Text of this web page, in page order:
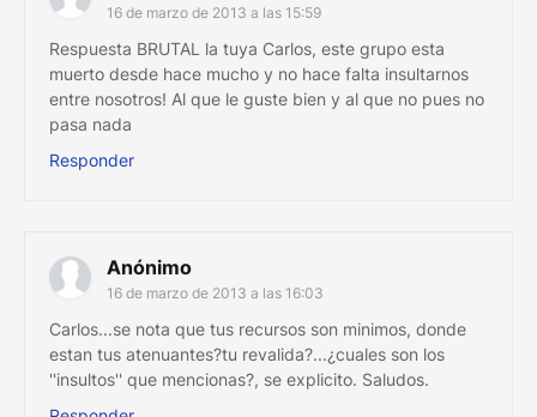
16 de marzo de 2013 a las 15:59
Respuesta BRUTAL la tuya Carlos, este grupo esta
muerto desde hace mucho y no hace falta insultarnos
entre nosotros! Al que le guste bien y al que no pues no
pasa nada
Responder
Anónimo
16 de marzo de 2013 a las 16:03
Carlos...se nota que tus recursos son minimos, donde
estan tus atenuantes?tu revalida?...¿cuales son los
''insultos'' que mencionas?, se explicito. Saludos.